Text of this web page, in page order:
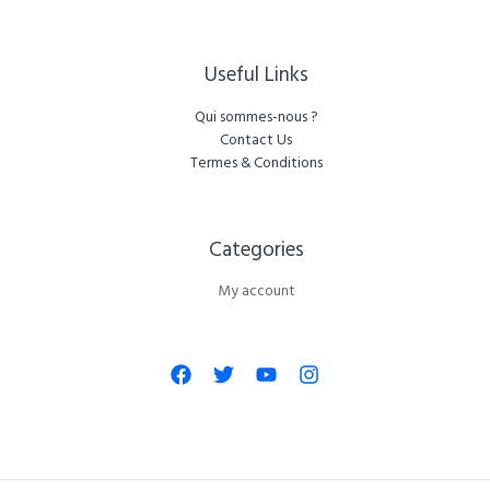
Useful Links
Qui sommes-nous ?
Contact Us
Termes & Conditions
Categories​
My account